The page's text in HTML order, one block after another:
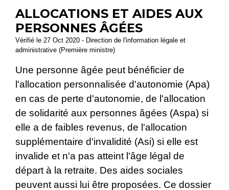
ALLOCATIONS ET AIDES AUX
PERSONNES ÂGÉES
Vérifié le 27 Oct 2020 - Direction de l'information légale et
administrative (Première ministre)
Une personne âgée peut bénéficier de
l'allocation personnalisée d'autonomie (Apa)
en cas de perte d'autonomie, de l'allocation
de solidarité aux personnes âgées (Aspa) si
elle a de faibles revenus, de l'allocation
supplémentaire d'invalidité (Asi) si elle est
invalide et n'a pas atteint l'âge légal de
départ à la retraite. Des aides sociales
peuvent aussi lui être proposées. Ce dossier